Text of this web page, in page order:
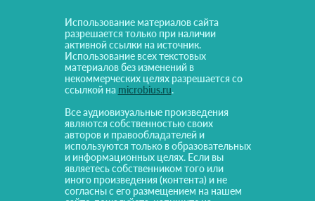
Использование материалов сайта
разрешается только при наличии
активной ссылки на источник.
Использование всех текстовых
материалов без изменений в
некоммерческих целях разрешается со
ссылкой на microbius.ru.
Все аудиовизуальные произведения
являются собственностью своих
авторов и правообладателей и
используются только в образовательных
и информационных целях. Если вы
являетесь собственником того или
иного произведения (контента) и не
согласны с его размещением на нашем